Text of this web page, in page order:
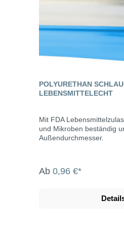
POLYURETHAN
LEBENSMITTELECHT
Mit FDA
und Mikroben beständig
Außendurchmesser.
Ab 0,96 €*